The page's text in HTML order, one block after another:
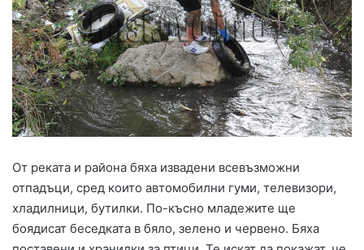
От реката и района бяха извадени всевъзможни
отпадъци, сред които автомобилни гуми, телевизори,
хладилници, бутилки. По-късно младежите ще
боядисат беседката в бяло, зелено и червено. Бяха